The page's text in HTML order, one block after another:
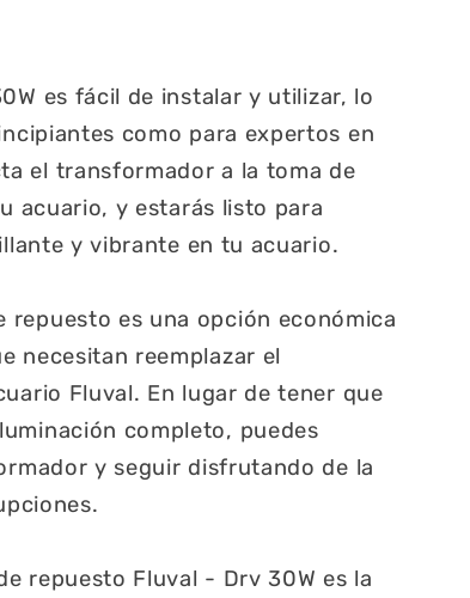
es fácil de instalar y utilizar, lo
como para expertos en
el transformador a la toma de
acuario, y estarás listo para
y vibrante en tu acuario.
repuesto es una opción económica
necesitan reemplazar el
Fluval. En lugar de tener que
completo, puedes
y seguir disfrutando de la
repuesto Fluval - Drv 30W es la